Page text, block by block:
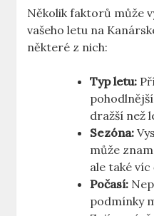
Několik faktorů může
vašeho letu na
některé z nich:
Typ letu:
dražší než
Sezóna:
může
ale také
Počasí:
podmínky